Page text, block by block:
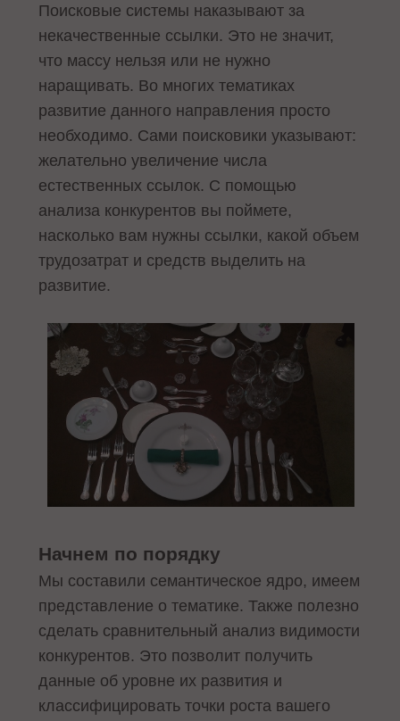
Поисковые системы наказывают за
некачественные ссылки. Это не значит,
что массу нельзя или не нужно
наращивать. Во многих тематиках
развитие данного направления просто
необходимо. Сами поисковики указывают:
желательно увеличение числа
естественных ссылок. С помощью
анализа конкурентов вы поймете,
насколько вам нужны ссылки, какой объем
трудозатрат и средств выделить на
развитие.
Начнем по порядку
Мы составили семантическое ядро, имеем
представление о тематике. Также полезно
сделать сравнительный анализ видимости
конкурентов. Это позволит получить
данные об уровне их развития и
классифицировать точки роста вашего